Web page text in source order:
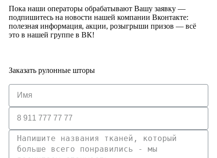
Пока наши операторы обрабатывают Вашу заявку —
подпишитесь на новости нашей компании Вконтакте:
полезная информация, акции, розыгрыши призов — всё
это в нашей группе в ВК!
Заказать рулонные шторы